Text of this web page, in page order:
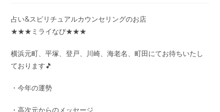
占い&スピリチュアルカウンセリングのお店
★★★ミライなび★★★
横浜元町、平塚、登戸、川崎、海老名、町田にてお待ちいたし
ております🎵
・今年の運勢
・高次元からのメッセージ